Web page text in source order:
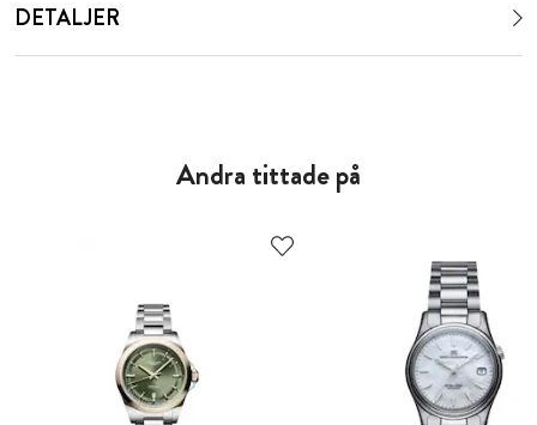
DETALJER
Andra tittade på